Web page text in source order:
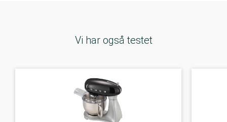
Vi har også testet